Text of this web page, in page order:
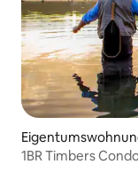
1BR Timbers